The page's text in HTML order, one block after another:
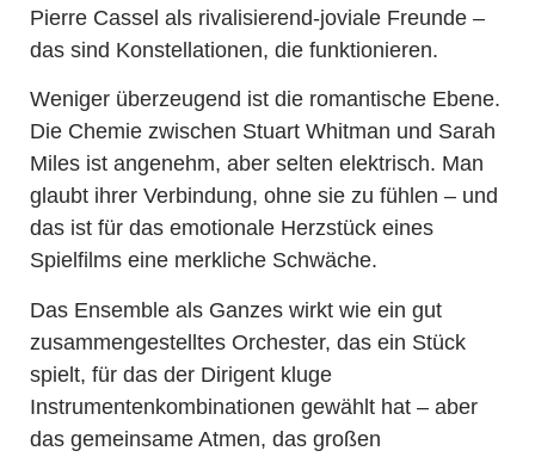
Pierre Cassel als rivalisierend-joviale Freunde –
das sind Konstellationen, die funktionieren.
Weniger überzeugend ist die romantische Ebene.
Die Chemie zwischen Stuart Whitman und Sarah
Miles ist angenehm, aber selten elektrisch. Man
glaubt ihrer Verbindung, ohne sie zu fühlen – und
das ist für das emotionale Herzstück eines
Spielfilms eine merkliche Schwäche.
Das Ensemble als Ganzes wirkt wie ein gut
zusammengestelltes Orchester, das ein Stück
spielt, für das der Dirigent kluge
Instrumentenkombinationen gewählt hat – aber
das gemeinsame Atmen, das großen